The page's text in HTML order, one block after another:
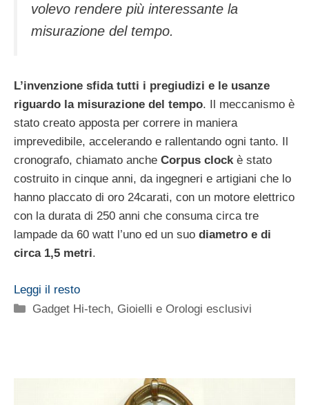
volevo rendere più interessante la
misurazione del tempo.
L’invenzione sfida tutti i pregiudizi e le usanze
riguardo la misurazione del tempo. Il meccanismo è
stato creato apposta per correre in maniera
imprevedibile, accelerando e rallentando ogni tanto. Il
cronografo, chiamato anche Corpus clockè stato
costruito in cinque anni, da ingegneri e artigiani che lo
hanno placcato di oro 24carati, con un motore elettrico
con la durata di 250 anni che consuma circa tre
lampade da 60 watt l’uno ed un suo diametro e di
circa 1,5 metri.
Leggi il resto
Categorie
Gadget Hi-tech, Gioielli e Orologi esclusivi